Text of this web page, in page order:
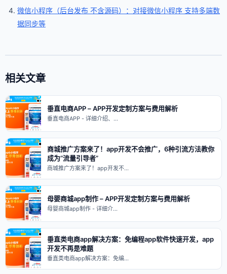
微信小程序（后台发布 不含源码）：对接微信小程序 支持多端数
据同步等
相关文章
垂直电商APP – APP开发定制方案与费用解析
垂直电商APP - 详细介绍、…
商城推广方案来了！app开发不会推广，6种引流方法教你
成为“流量引导者”
商城推广方案来了！app开发不…
母婴商城app制作 – APP开发定制方案与费用解析
母婴商城app制作 - 详细介…
垂直类电商app解决方案：免编程app软件快速开发，app
开发不再是难题
垂直类电商app解决方案：免编…